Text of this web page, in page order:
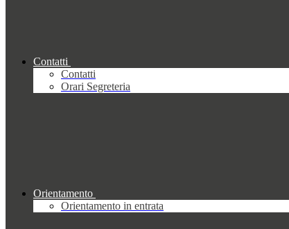
Contatti
Contatti
Orari Segreteria
Orientamento
Orientamento in entrata